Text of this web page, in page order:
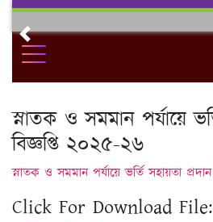
Skip
contentPrevious
স্নাতক ও সমমান পর্যায়ে
বিজ্ঞপ্তি ২০২৫-২৬
স্নাতক ও সমমান পর্যায়ে ভর্তি সহায়তা
Click For Download File: